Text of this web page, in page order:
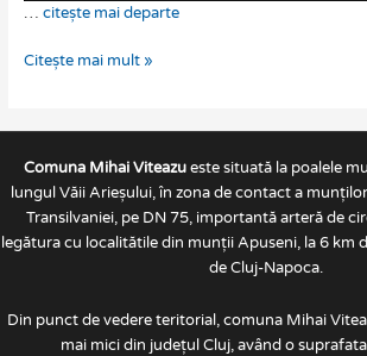
… citește mai departe
Citește mai mult »
Comuna Mihai Viteazueste situată la poalele
lungul Văii Arieșului, în zona de contact a
Transilvaniei, pe DN 75, importantă arteră de
legătura cu localitătile din munții Apuseni, la 6 km
de Cluj-Napoca.
Din punct de vedere teritorial, comuna Mihai
mai mici din județul Cluj, având o